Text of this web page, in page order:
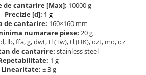
pentru
de cantarire [Max]: 10000 g
Precizie [d]: 1 g
de cantarire: 160×160 mm
numarare piese: 20 g
lb, ffa, g, dwt, tl (Tw), tl (HK), ozt, mo, oz
de cantarire: stainless steel
1 g
Linearitate: ± 3 g